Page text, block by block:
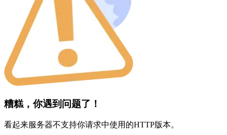
糟糕，你遇到问题了！
看起来服务器不支持你请求中使用的HTTP版本。